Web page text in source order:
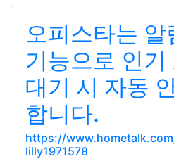
오피스타는 알
기능으로 인기
대기 시 자동
합니다.
https://
lilly1971578